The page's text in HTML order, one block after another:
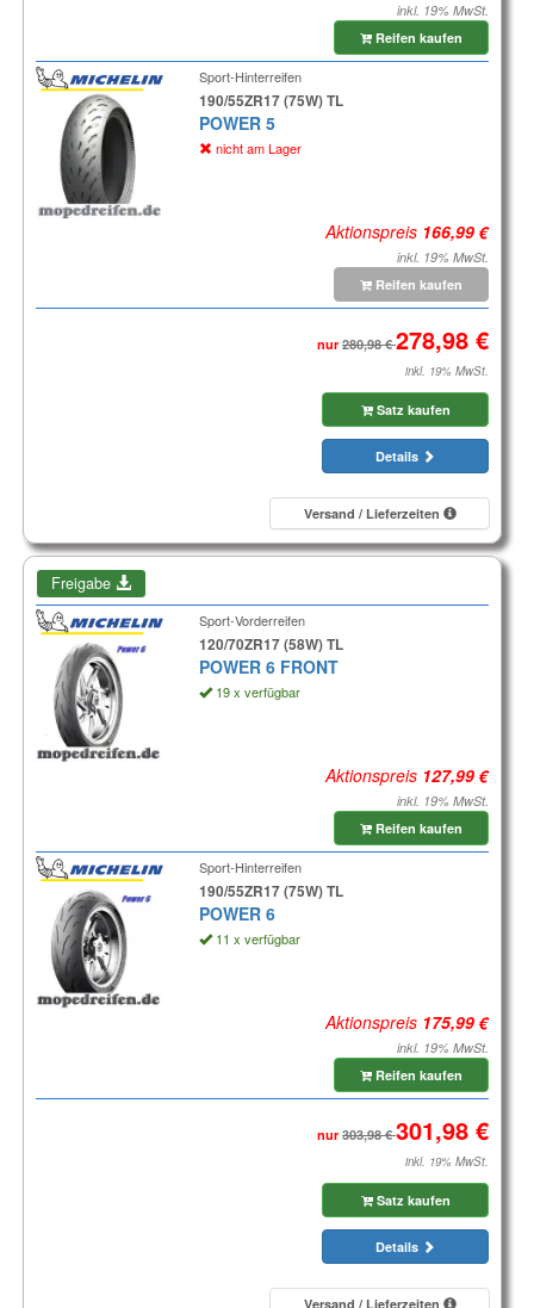
inkl. 19% MwSt.
Reifen kaufen
Sport-Hinterreifen
190/55ZR17 (75W) TL
POWER 5
nicht am Lager
Aktionspreis
inkl. 19% MwSt.
Reifen kaufen
nur
inkl. 19% MwSt.
Satz kaufen
Details
Versand / Lieferzeiten
Freigabe
Sport-Vorderreifen
120/70ZR17 (58W) TL
POWER 6 FRONT
19 x verfügbar
Aktionspreis
inkl. 19% MwSt.
Reifen kaufen
Sport-Hinterreifen
190/55ZR17 (75W) TL
POWER 6
11 x verfügbar
Aktionspreis
inkl. 19% MwSt.
Reifen kaufen
nur
inkl. 19% MwSt.
Satz kaufen
Details
Versand / Lieferzeiten